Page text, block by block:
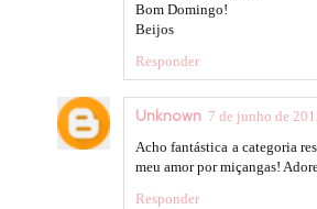
Bom Domingo!
Beijos
Responder
Unknown 7 de junho de
Acho fantástica a categoria
meu amor por miçangas!
Responder